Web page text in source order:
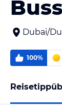
Dubai/
100%